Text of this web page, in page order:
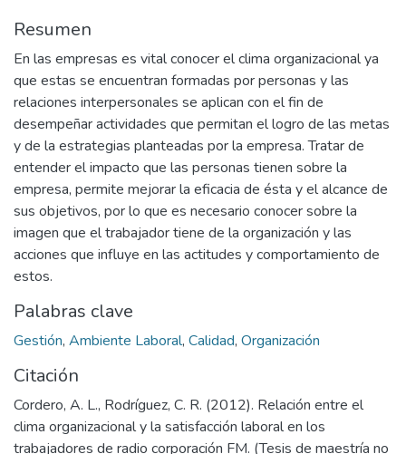
Resumen
En las empresas es vital conocer el clima organizacional ya
que estas se encuentran formadas por personas y las
relaciones interpersonales se aplican con el fin de
desempeñar actividades que permitan el logro de las metas
y de la estrategias planteadas por la empresa. Tratar de
entender el impacto que las personas tienen sobre la
empresa, permite mejorar la eficacia de ésta y el alcance de
sus objetivos, por lo que es necesario conocer sobre la
imagen que el trabajador tiene de la organización y las
acciones que influye en las actitudes y comportamiento de
estos.
Palabras clave
Gestión, Ambiente Laboral, Calidad, Organización
Citación
Cordero, A. L., Rodríguez, C. R. (2012). Relación entre el
clima organizacional y la satisfacción laboral en los
trabajadores de radio corporación FM. (Tesis de maestría no